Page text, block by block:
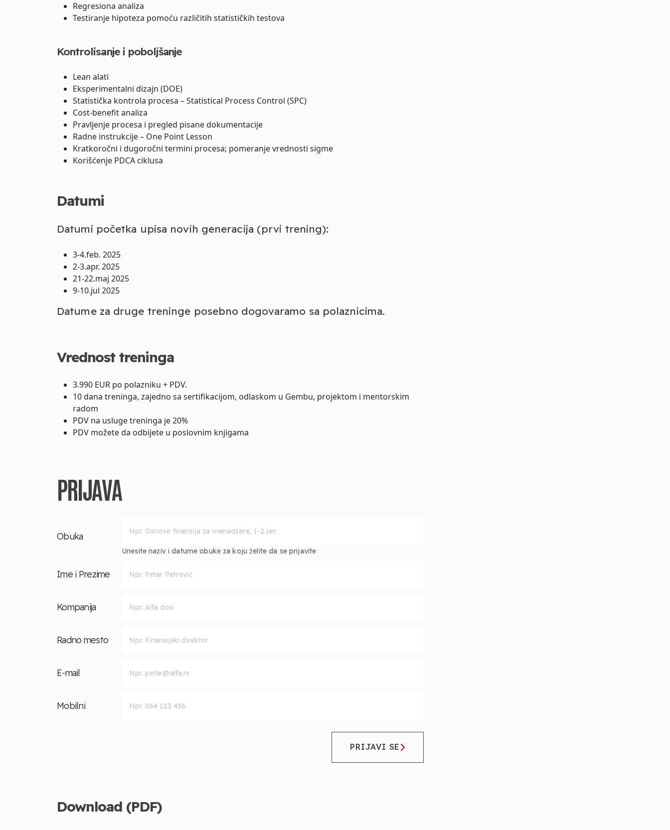
Regresiona analiza
Testiranje hipoteza pomoću različitih statističkih testova
Kontrolisanje i poboljšanje
Lean alati
Eksperimentalni dizajn (DOE)
Statistička kontrola procesa – Statistical Process Control (SPC)
Cost-benefit analiza
Pravljenje procesa i pregled pisane dokumentacije
Radne instrukcije – One Point Lesson
Kratkoročni i dugoročni termini procesa; pomeranje vrednosti sigme
Korišćenje PDCA ciklusa
Datumi
Datumi početka upisa novih generacija (prvi trening):
3-4.feb. 2025
2-3.apr. 2025
21-22.maj 2025
9-10.jul 2025
Datume za druge treninge posebno dogovaramo sa polaznicima.
Vrednost treninga
3.990 EUR po polazniku + PDV.
10 dana treninga, zajedno sa sertifikacijom, odlaskom u Gembu, projektom i mentorskim
radom
PDV na usluge treninga je 20%
PDV možete da odbijete u poslovnim knjigama
PRIJAVA
Obuka
Unesite naziv i datume obuke za koju želite da se prijavite
Ime i Prezime
Kompanija
Radno mesto
E-mail
Mobilni
PRIJAVI SE
Download (PDF)